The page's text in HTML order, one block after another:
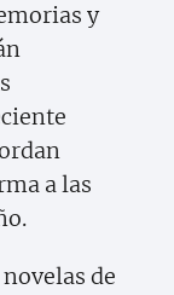
y
a las
de